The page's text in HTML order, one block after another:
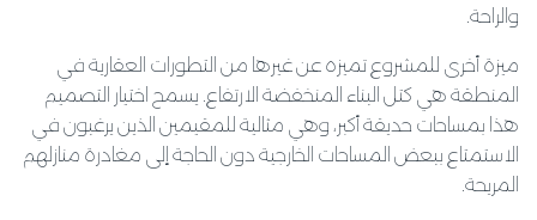
والراحة.
ميزة أخرى للمشروع تميزه عن غيرها من التطورات العقارية في
المنطقة هي كتل البناء المنخفضة الارتفاع. يسمح اختيار التصميم
هذا بمساحات حديقة أكبر، وهي مثالية للمقيمين الذين يرغبون في
الاستمتاع ببعض المساحات الخارجية دون الحاجة إلى مغادرة منازلهم
المريحة.